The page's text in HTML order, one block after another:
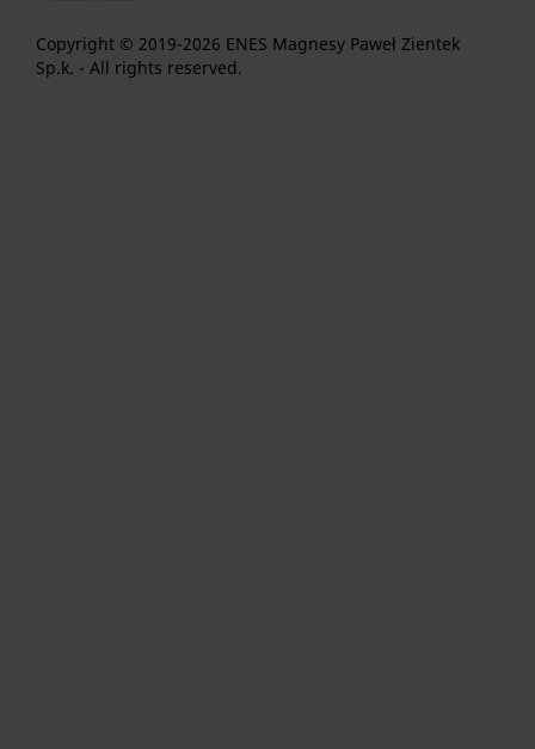
Copyright © 2019-2026 ENES Magnesy Paweł Zientek
Sp.k. - All rights reserved.